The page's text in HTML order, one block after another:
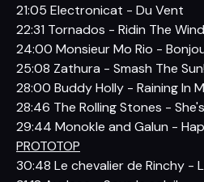
21:05 Electronicat - Du Vent
22:31 Tornados - Ridin The Wind
24:00 Monsieur Mo Rio -
25:08 Zathura - Smash The Sun!
28:00 Buddy Holly - Raining In
28:46 The Rolling Stones -
29:44 Monokle and Galun -
PROTOTOP
30:48 Le chevalier de Rinchy -